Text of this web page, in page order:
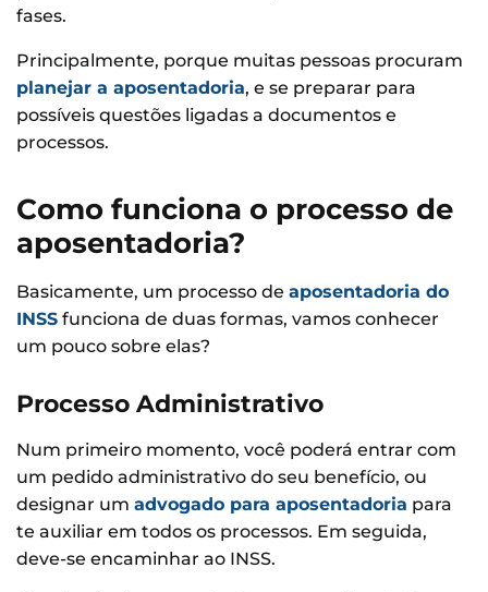
fases.
Principalmente, porque muitas pessoas procuram
planejar a aposentadoria, e se preparar para
possíveis questões ligadas a documentos e
processos.
Como funciona o processo de
aposentadoria?
Basicamente, um processo de aposentadoria do
INSS funciona de duas formas, vamos conhecer
um pouco sobre elas?
Processo Administrativo
Num primeiro momento, você poderá entrar com
um pedido administrativo do seu benefício, ou
designar um advogado para aposentadoria para
te auxiliar em todos os processos. Em seguida,
deve-se encaminhar ao INSS.